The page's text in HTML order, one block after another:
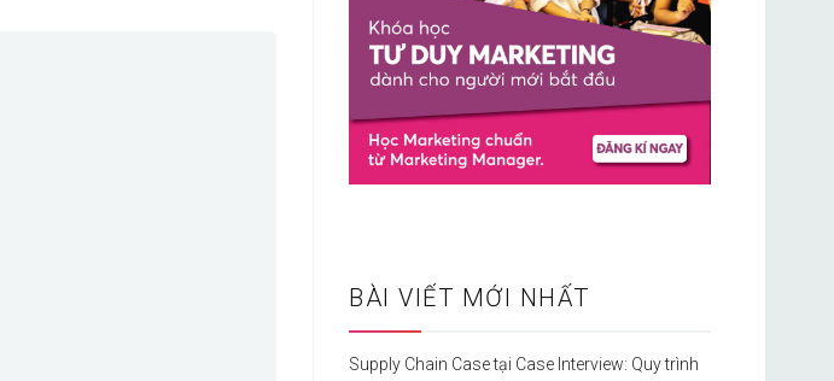
BÀI VIẾT MỚI NHẤT
Supply Chain Case tại Case Interview: Quy trình